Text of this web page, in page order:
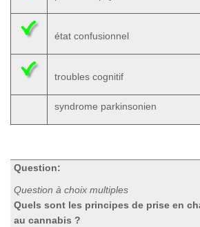
état confusionnel
troubles cognitif
syndrome parkinsonien
Question:
Question à choix multiples
Quels sont les principes de prise en
au cannabis ?